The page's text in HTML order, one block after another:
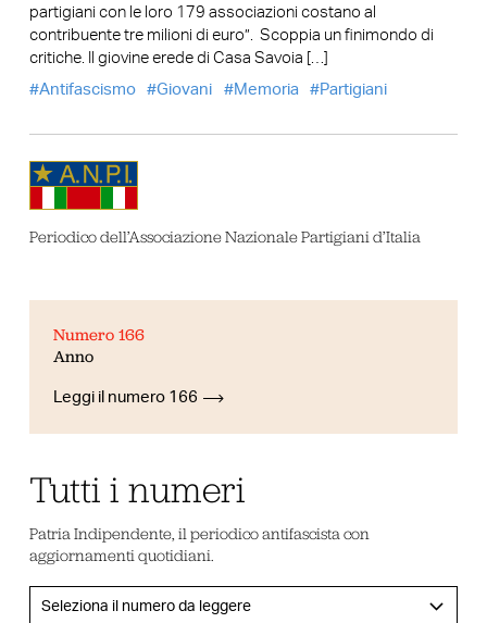
partigiani con le loro 179 associazioni costano al
contribuente tre milioni di euro”. Scoppia un finimondo di
critiche. Il giovine erede di Casa Savoia […]
Antifascismo
Giovani Memoria Partigiani
Periodico dell’Associazione Nazionale Partigiani d’Italia
Numero 166
Anno
Leggi il numero 166
Tutti i numeri
Patria Indipendente, il periodico antifascista con
aggiornamenti quotidiani.